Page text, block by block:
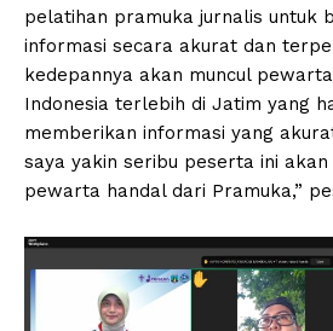
pelatihan pramuka jurnalis untuk
informasi secara akurat dan
kedepannya akan muncul
Indonesia terlebih di Jatim yang
memberikan informasi yang
saya yakin seribu peserta ini
pewarta handal dari Pramuka,”